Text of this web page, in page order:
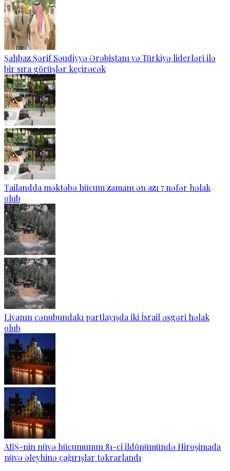
Şahbaz Şərif Səudiyyə Ərəbistanı və Türkiyə liderləri ilə
bir sıra görüşlər keçirəcək
Tailandda məktəbə hücum zamanı ən azı 7 nəfər həlak
olub
Livanın cənubundakı partlayışda iki İsrail əsgəri həlak
olub
ABŞ-nin nüvə hücumunun 81-ci ildönümündə Hiroşimada
nüvə əleyhinə çağırışlar təkrarlandı